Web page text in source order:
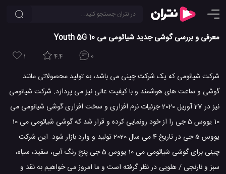
معرفی و بررسی گوشی جدید شیائومی می 10 Youth 5G
1 4.4 0
شرکت شیائومی که یک شرکت چینی می باشد، به تولید محصولاتی مانند
گوشی و ساعت های هوشمند و با کیفیت عالی نیز می پردازد. شرکت شیائومی
نیز در 27 آوریل 2020 جزئیات نرم افزاری و سخت افزاری گوشی شیائومی می
10 یووس 5 جی را از خود رونمایی کرده و قرار شد که گوشی شیائومی می 10
یووس 5 جی در تاریخ 4 می سال 2020 تولید و وارد بازار شود. این شرکت
چینی برای گوشی شیائومی می 10 یووس 5 جی پنج رنگ آبی، سفید، سیاه،
سبز و نارنجی / هلویی در نظر گرفته است و ما امروز می خواهیم به نقد و